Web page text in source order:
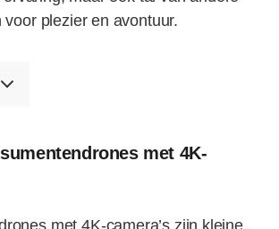
voor plezier en avontuur.
met 4K-
met 4K-camera’s zijn kleine,